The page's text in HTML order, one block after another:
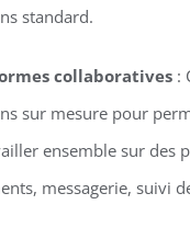
standard.
collaboratives:
sur mesure pour
ensemble sur des
messagerie, suivi